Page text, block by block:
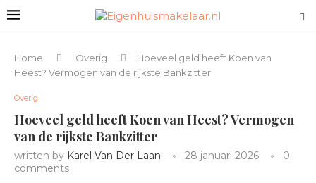
Home Overig
Hoeveel geld heeft Koen van
Heest? Vermogen van de rijkste Bankzitter
Overig
Hoeveel geld heeft Koen van Heest? Vermogen
van de rijkste Bankzitter
written by Karel Van Der Laan 28 januari 2026
0
comments